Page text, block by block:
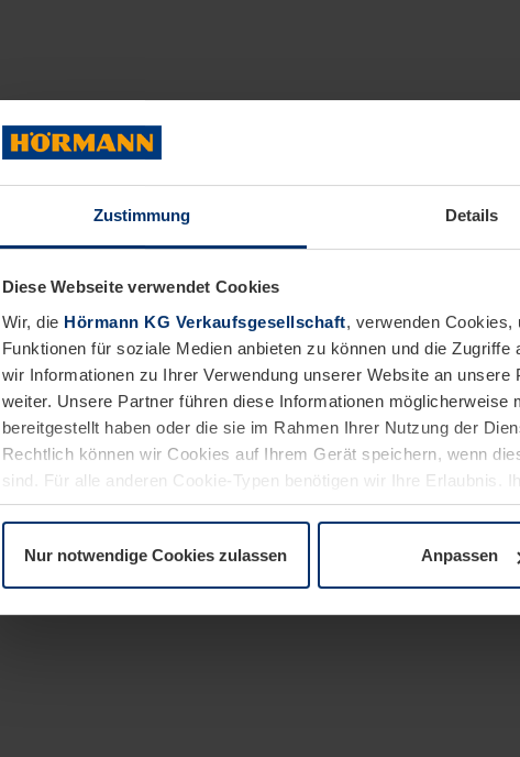
Zustimmung Details
Diese Webseite verwendet Cookies
Wir, die Hörmann KG Verkaufsgesellschaft, verwenden Cookies,
Funktionen für soziale Medien anbieten zu können und die
wir Informationen zu Ihrer Verwendung unserer Website an
weiter. Unsere Partner führen diese Informationen
bereitgestellt haben oder die sie im Rahmen Ihrer Nutzung der
Rechtlich können wir Cookies auf Ihrem Gerät speichern, wenn
sind. Für alle anderen Cookie-Typen benötigen wir Ihre Erlaubnis.
Erläuterung auf der SeiteDatenschutzerklärungunserer Website
Nur notwendige Cookies zulassen Anpassen